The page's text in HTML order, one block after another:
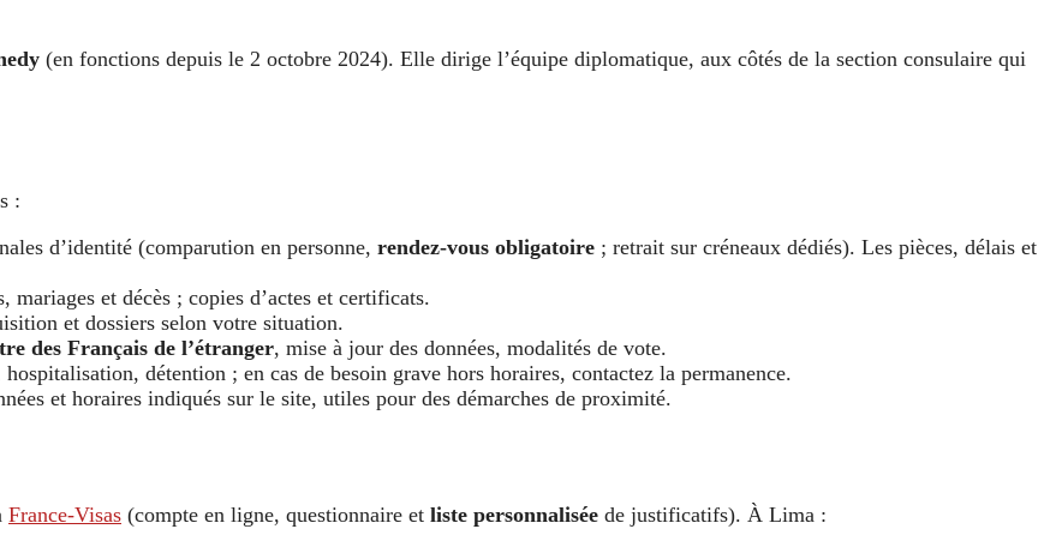
(en fonctions depuis le 2 octobre 2024). Elle dirige l’équipe diplomatique, aux côtés de la section consulaire qui
:
d’identité (comparution en personne, rendez-vous obligatoire ; retrait sur créneaux dédiés). Les pièces, délais et
mariages et décès ; copies d’actes et certificats.
et dossiers selon votre situation.
des Français de l’étranger, mise à jour des données, modalités de vote.
détention ; en cas de besoin grave hors horaires, contactez la permanence.
et horaires indiqués sur le site, utiles pour des démarches de proximité.
France-Visas (compte en ligne, questionnaire et liste personnalisée de justificatifs). À Lima :